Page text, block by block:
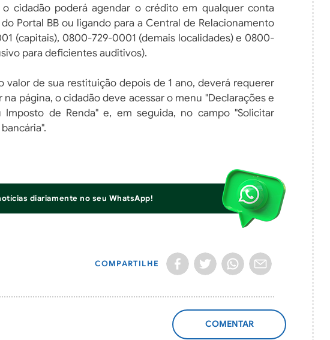
o cidadão poderá agendar o crédito em qualquer conta
Portal BB ou ligando para a Central de Relacionamento
(capitais), 0800-729-0001 (demais localidades) e 0800-
para deficientes auditivos).
de sua restituição depois de 1 ano, deverá requerer
página, o cidadão deve acessar o menu "Declarações e
Imposto de Renda" e, em seguida, no campo "Solicitar
diariamente no seu WhatsApp!
COMPARTILHE
ADICIONAR